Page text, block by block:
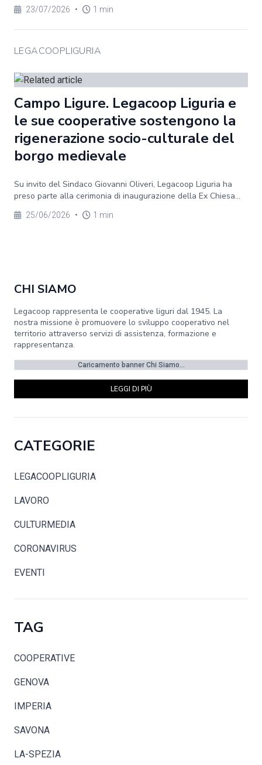
23/07/2026 • 1 min
LEGACOOPLIGURIA
Campo Ligure. Legacoop Liguria e
le sue cooperative sostengono la
rigenerazione socio-culturale del
borgo medievale
Su invito del Sindaco Giovanni Oliveri, Legacoop Liguria ha
preso parte alla cerimonia di inaugurazione della Ex Chiesa...
25/06/2026 • 1 min
CHI SIAMO
Legacoop rappresenta le cooperative liguri dal 1945. La
nostra missione è promuovere lo sviluppo cooperativo nel
territorio attraverso servizi di assistenza, formazione e
rappresentanza.
Caricamento banner Chi Siamo...
LEGGI DI PIÙ
CATEGORIE
LEGACOOPLIGURIA
LAVORO
CULTURMEDIA
CORONAVIRUS
EVENTI
TAG
COOPERATIVE
GENOVA
IMPERIA
SAVONA
LA-SPEZIA